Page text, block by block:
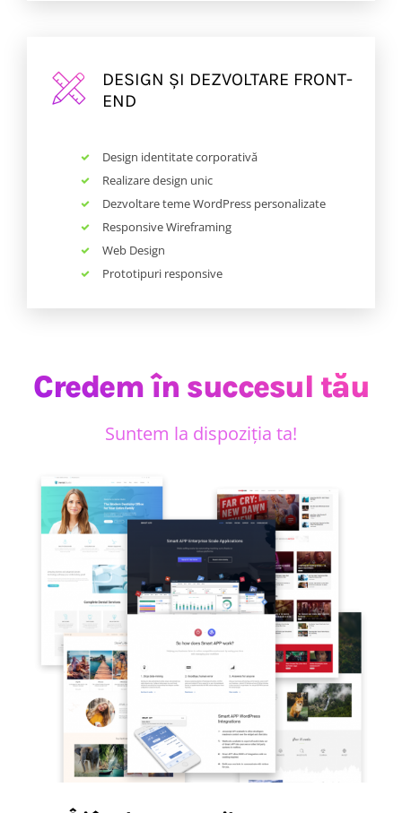
DESIGN ȘI DEZVOLTARE FRONT-
END
Design identitate corporativă
Realizare design unic
Dezvoltare teme WordPress personalizate
Responsive Wireframing
Web Design
Prototipuri responsive
Credem în succesul tău
Suntem la dispoziția ta!